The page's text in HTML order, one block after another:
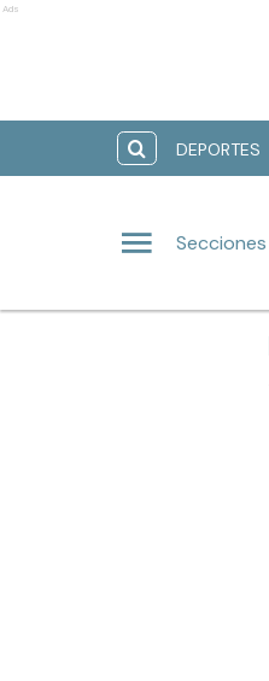
Ads
DEPORTES
Secciones